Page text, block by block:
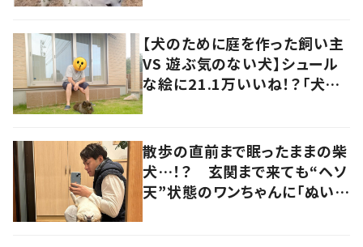
【犬のために庭を作った飼い主
VS 遊ぶ気のない犬】シュール
な絵に21.1万いいね！？「犬の
散歩の直前まで眠ったままの柴
犬…！？ 玄関まで来ても“ヘソ
天”状態のワンちゃんに「ぬいぐ